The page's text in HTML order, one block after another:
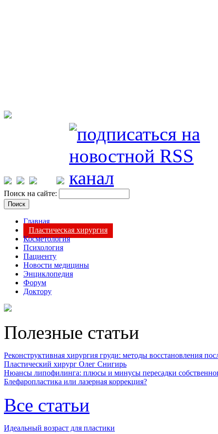
Поиск на сайте:
Главная
Пластическая хирургия
Косметология
Психология
Пациенту
Новости медицины
Энциклопедия
Форум
Доктору
Полезные статьи
Реконструктивная хирургия груди: методы восстановления
Пластический хирург Олег Снигирь
Нюансы липофилинга: плюсы и минусы пересадки
Блефаропластика или лазерная коррекция?
Все статьи
Идеальный возраст для пластики